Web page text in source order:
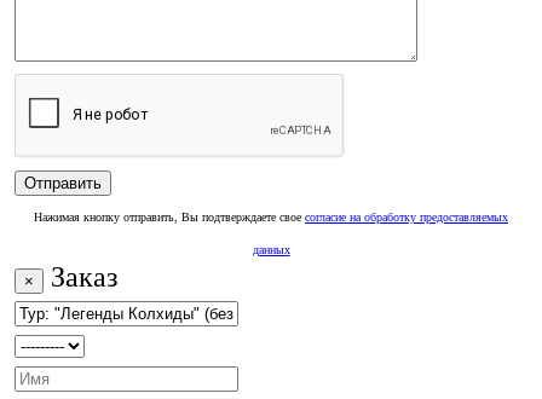
Нажимая кнопку отправить, Вы подтверждаете свое согласие на обработку предоставляемых
данных
× Заказ